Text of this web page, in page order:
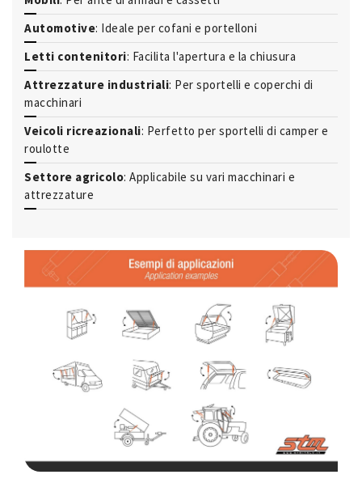
Automotive: Ideale per cofani e portelloni
Letti contenitori: Facilita l'apertura e la chiusura
Attrezzature industriali: Per sportelli e coperchi di
macchinari
Veicoli ricreazionali: Perfetto per sportelli di camper e
roulotte
Settore agricolo: Applicabile su vari macchinari e
attrezzature